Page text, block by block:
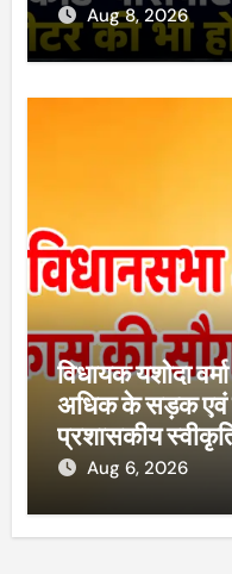
Aug 8, 2026
विधायक यशोदा
अधिक के सड़क एवं
प्रशासकीय
Aug 6, 2026